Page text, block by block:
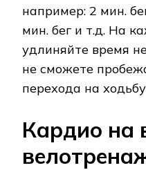
например: 2 мин.
мин. бег и т.д. На
удлиняйте время
не сможете
перехода на
Кардио на